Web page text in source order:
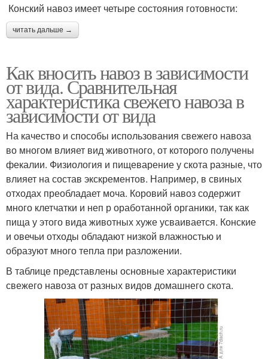
Конский навоз имеет четыре состояния готовности:
читать дальше →
Как вносить навоз в зависимости
от вида. Сравнительная
характеристика свежего навоза в
зависимости от вида
На качество и способы использования свежего навоза
во многом влияет вид животного, от которого получены
фекалии. Физиология и пищеварение у скота разные, что
влияет на состав экскрементов. Например, в свиных
отходах преобладает моча. Коровий навоз содержит
много клетчатки и неп р оработанной органики, так как
пища у этого вида животных хуже усваивается. Конские
и овечьи отходы обладают низкой влажностью и
образуют много тепла при разложении.
В таблице представлены основные характеристики
свежего навоза от разных видов домашнего скота.